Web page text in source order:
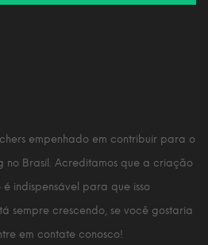
empenhado em contribuir para o
no Brasil. Acreditamos que a criação
indispensável para que isso
sempre crescendo, se você gostaria
em contate conosco!